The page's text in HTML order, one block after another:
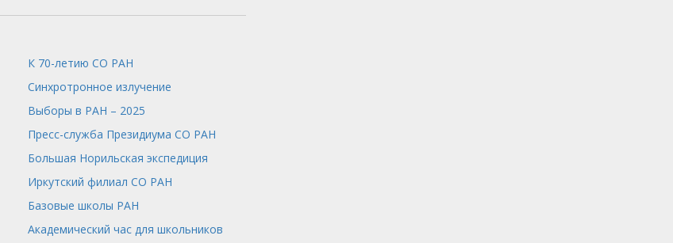
К 70-летию СО РАН
Синхротронное излучение
Выборы в РАН – 2025
Пресс-служба Президиума СО РАН
Большая Норильская экспедиция
Иркутский филиал СО РАН
Базовые школы РАН
Академический час для школьников